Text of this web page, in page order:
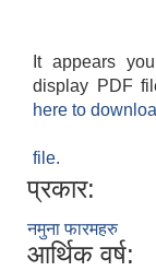
It appears
display PDF
here to
file.
प्रकार:
नमुना फारमहरु
आर्थिक वर्ष: